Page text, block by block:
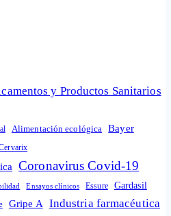
y Productos Sanitarios
Alimentación ecológica Bayer
Coronavirus Covid-19
Ensayos clínicos Essure Gardasil
Gripe A Industria farmacéutica